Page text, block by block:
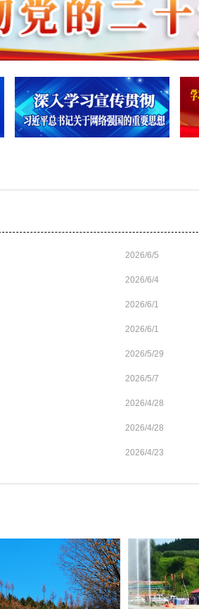
2026/6/5
2026/6/4
2026/6/1
2026/6/1
2026/5/29
2026/5/7
2026/4/28
2026/4/28
2026/4/23